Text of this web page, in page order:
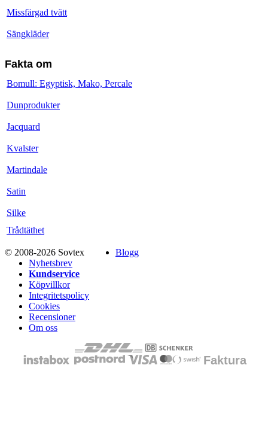
Missfärgad tvätt
Sängkläder
Fakta om
Bomull: Egyptisk, Mako, Percale
Dunprodukter
Jacquard
Kvalster
Martindale
Satin
Silke
Trådtäthet
© 2008-2026 Sovtex
Blogg
Nyhetsbrev
Kundservice
Köpvillkor
Integritetspolicy
Cookies
Recensioner
Om oss